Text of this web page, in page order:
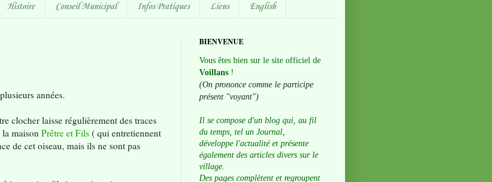
Histoire Conseil Municipal Infos Pratiques Liens English
années.
clocher laisse régulièrement des traces
maison Prêtre et Fils ( qui entretiennent
de cet oiseau, mais ils ne sont pas
BIENVENUE
Vous êtes bien sur le site officiel de
Voillans !
(On prononce comme le participe
présent "voyant")
Il se compose d'un blog qui, au fil
du temps, tel un Journal,
développe l'actualité et présente
également des articles divers sur le
village.
Des pages complètent et regroupent